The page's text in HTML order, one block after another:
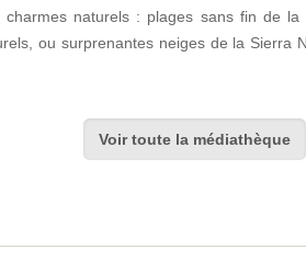
naturels : plages sans fin de
ou surprenantes neiges de la Sierra
Voir toute la médiathèque